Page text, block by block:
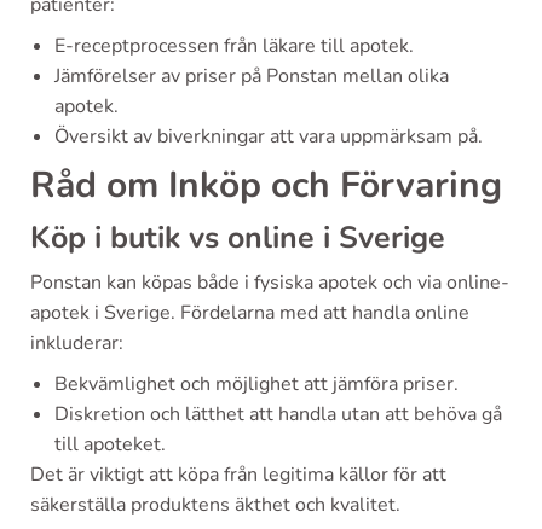
E-receptprocessen från läkare till apotek.
Jämförelser av priser på Ponstan mellan olika
apotek.
Översikt av biverkningar att vara uppmärksam på.
Råd om Inköp och Förvaring
Köp i butik vs online i Sverige
Ponstan kan köpas både i fysiska apotek och via online-
apotek i Sverige. Fördelarna med att handla online
inkluderar:
Bekvämlighet och möjlighet att jämföra priser.
Diskretion och lätthet att handla utan att behöva gå
till apoteket.
Det är viktigt att köpa från legitima källor för att
säkerställa produktens äkthet och kvalitet.